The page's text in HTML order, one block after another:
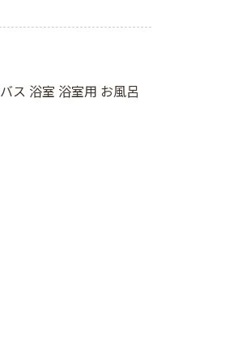
ス 浴室 浴室用 お風呂